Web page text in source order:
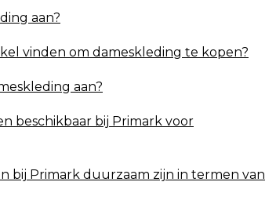
aan?
vinden om dameskleding te kopen?
aan?
beschikbaar bij Primark voor
bij Primark duurzaam zijn in termen van